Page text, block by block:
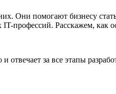
Они помогают бизнесу
профессий. Расскажем, как
отвечает за все этапы